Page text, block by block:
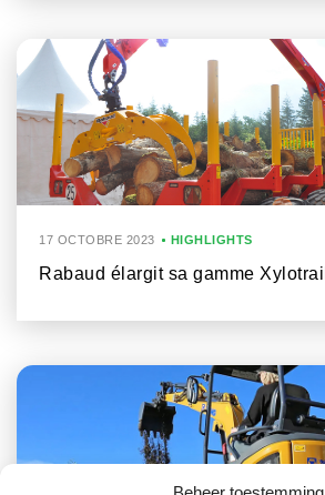
17 OCTOBRE 2023 HIGHLIGHTS
Rabaud élargit sa gamme Xylotrail